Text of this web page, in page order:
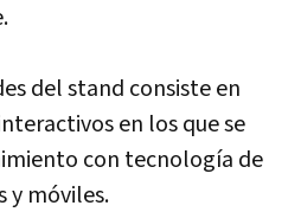
del stand consiste en
en los que se
con tecnologí­a de
y móviles.